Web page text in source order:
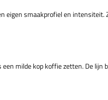
eigen smaakprofiel en intensiteit.
een milde kop koffie zetten. De